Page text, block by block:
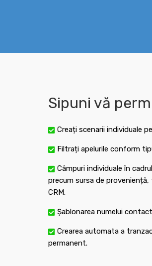
Sipuni vă
Creați scenarii individuale
Filtrați apelurile conform
Câmpuri individuale în
precum sursa de
CRM.
Șablonarea numelui
Crearea automata a
permanent.